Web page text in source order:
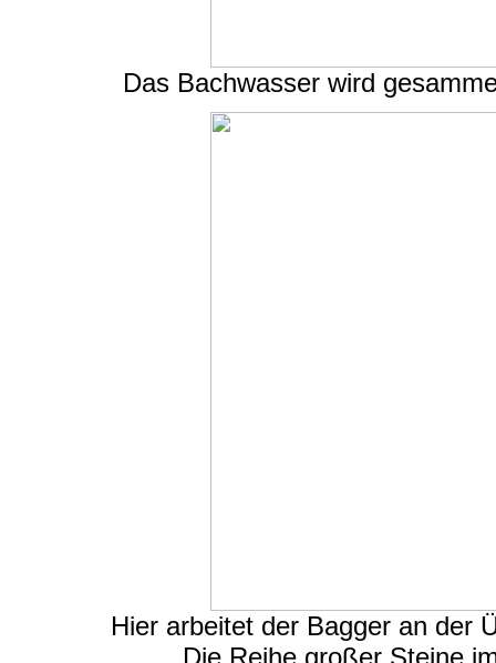
Das Bachwasser wird
Hier arbeitet der Bagger an der
Die Reihe großer Steine